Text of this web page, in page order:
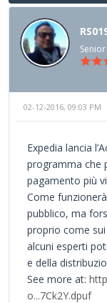
02-12-2016, 09:03 PM
Expedia lancia
programma che
pagamento più
Come
pubblico, ma
proprio come
alcuni esperti
e della
See more at:
o...7Ck2Y.dpuf